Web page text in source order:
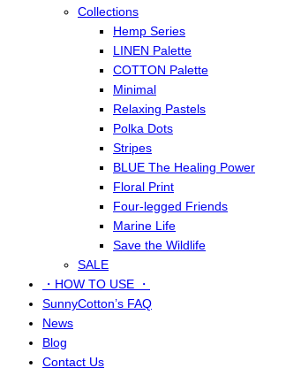
Collections
Hemp Series
LINEN Palette
COTTON Palette
Minimal
Relaxing Pastels
Polka Dots
Stripes
BLUE The Healing Power
Floral Print
Four-legged Friends
Marine Life
Save the Wildlife
SALE
・HOW TO USE ・
SunnyCotton’s FAQ
News
Blog
Contact Us